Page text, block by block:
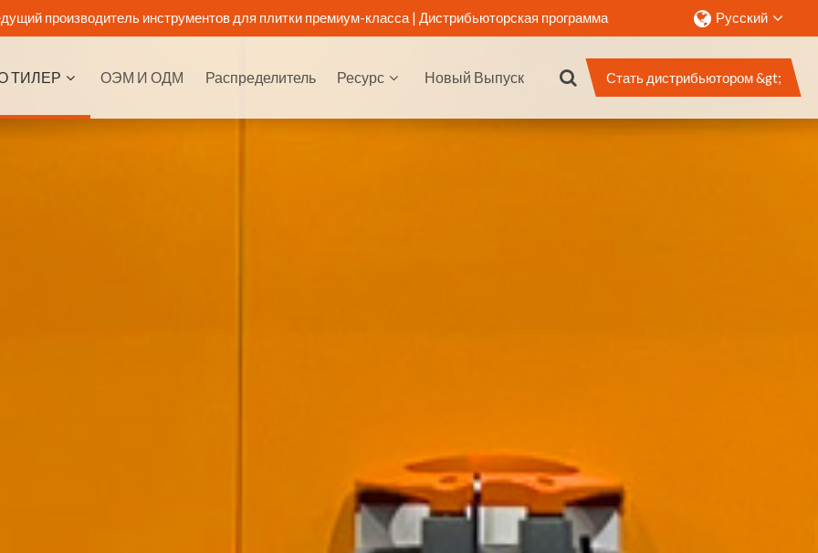
производитель инструментов для плитки премиум-класса |Дистрибьюторская программа Русский
ТИЛЕР ОЭМ И ОДМ Распределитель Ресурс Новый Выпуск Стать дистрибьютором &gt;